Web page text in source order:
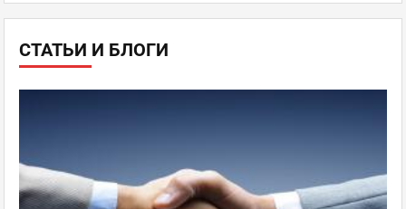
СТАТЬИ И БЛОГИ